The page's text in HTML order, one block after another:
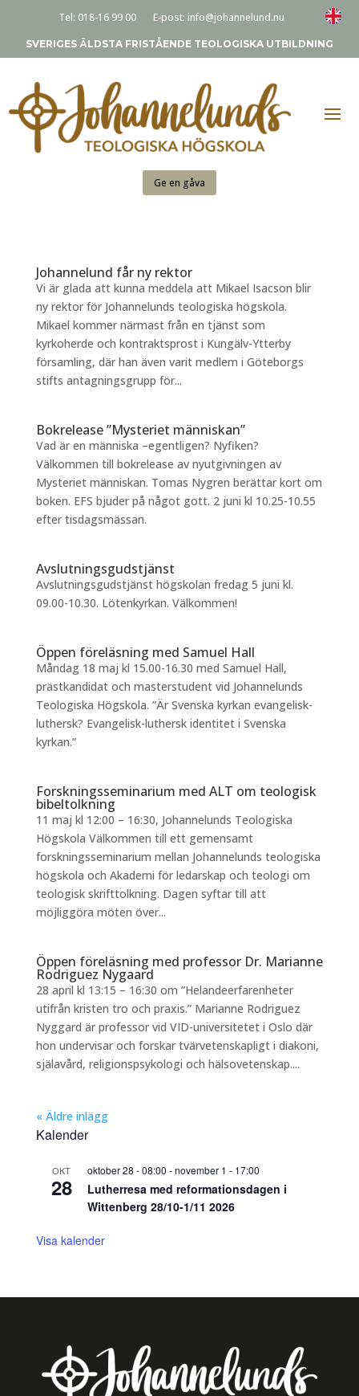
Tel: 018-16 99 00 E-post: info@johannelund.nu
SVERIGES ÄLDSTA FRISTÅENDE TEOLOGISKA UTBILDNING
Ge en gåva
Johannelund får ny rektor
Vi är glada att kunna meddela att Mikael Isacson blir
ny rektor för Johannelunds teologiska högskola.
Mikael kommer närmast från en tjänst som
kyrkoherde och kontraktsprost i Kungälv-Ytterby
församling, där han även varit medlem i Göteborgs
stifts antagningsgrupp för...
Bokrelease ”Mysteriet människan”
Vad är en människa –egentligen? Nyfiken?
Välkommen till bokrelease av nyutgivningen av
Mysteriet människan. Tomas Nygren berättar kort om
boken. EFS bjuder på något gott. 2 juni kl 10.25-10.55
efter tisdagsmässan.
Avslutningsgudstjänst
Avslutningsgudstjänst högskolan fredag 5 juni kl.
09.00-10.30. Lötenkyrkan. Välkommen!
Öppen föreläsning med Samuel Hall
Måndag 18 maj kl 15.00-16.30 med Samuel Hall,
prästkandidat och masterstudent vid Johannelunds
Teologiska Högskola. ”Är Svenska kyrkan evangelisk-
luthersk? Evangelisk-luthersk identitet i Svenska
kyrkan.”
Forskningsseminarium med ALT om teologisk
bibeltolkning
11 maj kl 12:00 – 16:30, Johannelunds Teologiska
Högskola Välkommen till ett gemensamt
forskningsseminarium mellan Johannelunds teologiska
högskola och Akademi för ledarskap och teologi om
teologisk skrifttolkning. Dagen syftar till att
möjliggöra möten över...
Öppen föreläsning med professor Dr. Marianne
Rodriguez Nygaard
28 april kl 13:15 – 16:30 om ”Helandeerfarenheter
utifrån kristen tro och praxis.” Marianne Rodriguez
Nyggard är professor vid VID-universitetet i Oslo där
hon undervisar och forskar tvärvetenskapligt i diakoni,
själavård, religionspsykologi och hälsovetenskap....
« Äldre inlägg
Kalender
OKT
28
oktober 28 - 08:00 -november 1 - 17:00
Lutherresa med reformationsdagen i
Wittenberg 28/10-1/11 2026
Visa kalender